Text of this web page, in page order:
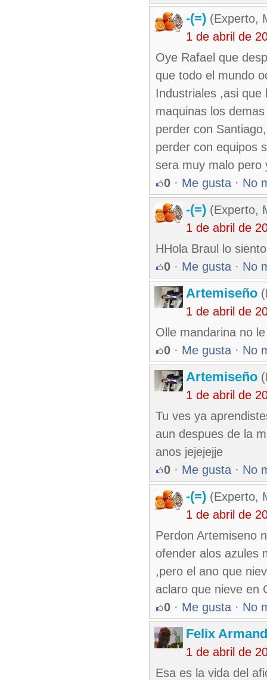
-(=) (Experto,
1 de abril de
Oye Rafael que
que todo el mundo
Industriales ,asi
maquinas los
perder con
perder con equipos
sera muy malo pero
0 · Me gusta · No
-(=) (Experto,
1 de abril de
HHola Braul lo
0 · Me gusta · No
Artemiseño
1 de abril de
Olle mandarina no
0 · Me gusta · No
Artemiseño
1 de abril de
Tu ves ya
aun despues de la
anos jejejejje
0 · Me gusta · No
-(=) (Experto,
1 de abril de
Perdon Artemiseno
ofender alos azules
,pero el ano que
aclaro que nieve en
0 · Me gusta · No
Felix
1 de abril de
Esa es la vida del